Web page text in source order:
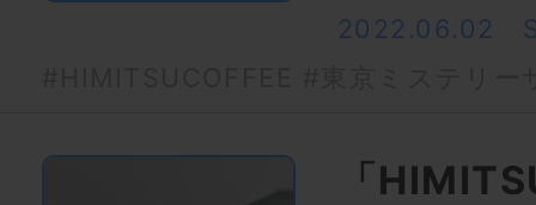
2022.06.02
「